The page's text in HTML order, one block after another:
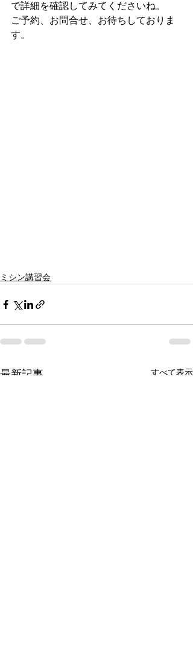
で詳細を確認してみてくださいね。
ご予約、お問合せ、お待ちしておりま
す。
ミシン講習会
最新記事 すべて表示